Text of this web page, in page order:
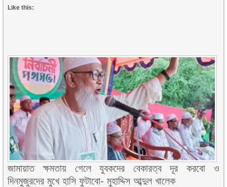
Like this:
জামায়াত ক্ষমতায় গেলে যুবকদের বেকারত্ব দূর করবো ও
দিনমুজুরদের মুখে হাসি ফুটাবো- মুহাদ্দিস আব্দুল খালেক